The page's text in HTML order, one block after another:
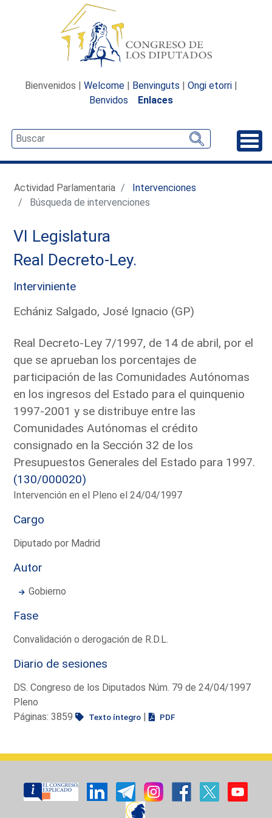
Bienvenidos | Welcome | Benvinguts | Ongi etorri |
Benvidos
Enlaces
Actividad Parlamentaria
Intervenciones
Búsqueda de intervenciones
VI Legislatura
Real Decreto-Ley.
Interviniente
Echániz Salgado, José Ignacio (GP)
Real Decreto-Ley 7/1997, de 14 de abril, por el
que se aprueban los porcentajes de
participación de las Comunidades Autónomas
en los ingresos del Estado para el quinquenio
1997-2001 y se distribuye entre las
Comunidades Autónomas el crédito
consignado en la Sección 32 de los
Presupuestos Generales del Estado para 1997.
(130/000020)
Intervención en el Pleno el 24/04/1997
Cargo
Diputado por Madrid
Autor
Gobierno
Fase
Convalidación o derogación de R.D.L.
Diario de sesiones
DS. Congreso de los Diputados Núm. 79 de 24/04/1997
Pleno
Páginas: 3859
Texto íntegro | PDF